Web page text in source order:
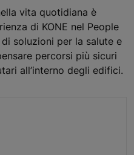
vita quotidiana è
di KONE nel People
soluzioni per la salute e
percorsi più sicuri
all’interno degli edifici.